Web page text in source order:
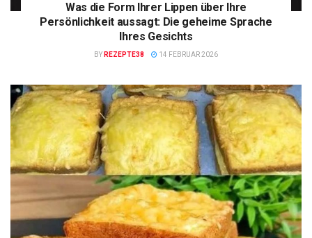
Was die Form Ihrer Lippen über Ihre
Persönlichkeit aussagt: Die geheime Sprache
Ihres Gesichts
BY REZEPTE38 14 FEBRUAR 2026